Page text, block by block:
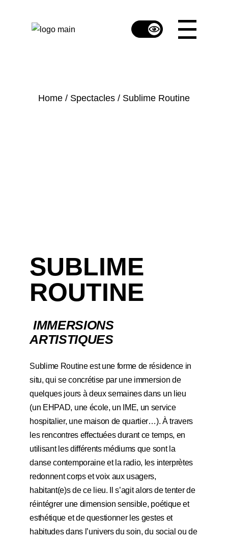
Home Spectacles Sublime Routine
SUBLIME
ROUTINE
IMMERSIONS
ARTISTIQUES
Sublime Routineest une forme de résidence in
situ, qui se concrétise par une immersion de
quelques jours à deux semaines dans un lieu
(un EHPAD, une école, un IME, un service
hospitalier, une maison de quartier…). À travers
les rencontres effectuées durant ce temps, en
utilisant les différents médiums que sont la
danse contemporaine et la radio, les interprètes
redonnent corps et voix aux usagers,
habitant(e)s de ce lieu. Il s’agit alors de tenter de
réintégrer une dimension sensible, poétique et
esthétique et de questionner les gestes et
habitudes dans l’univers du soin, du social ou de